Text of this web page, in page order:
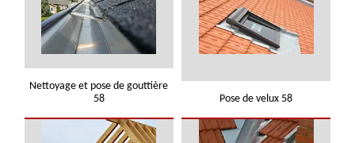
Nettoyage et pose de gouttière
58
Pose de velux 58